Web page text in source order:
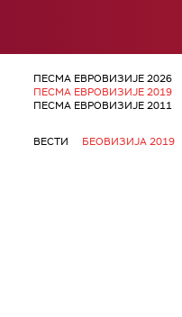
ПЕСМА ЕВРОВИЗИЈЕ 2026
ПЕСМА ЕВРОВИЗИЈЕ 2019
ПЕСМА ЕВРОВИЗИЈЕ 2011
ВЕСТИ БЕОВИЗИЈА 2019